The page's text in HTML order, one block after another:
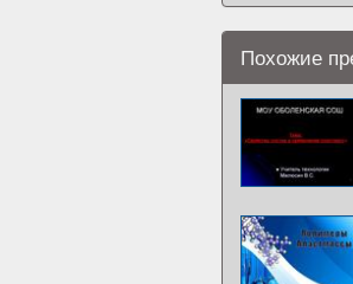
Похожие